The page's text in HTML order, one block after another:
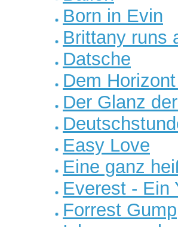
Born in Evin
Brittany runs
Datsche
Dem
Der Glanz
Easy Love
Eine ganz
Everest - Ein
Forrest Gump